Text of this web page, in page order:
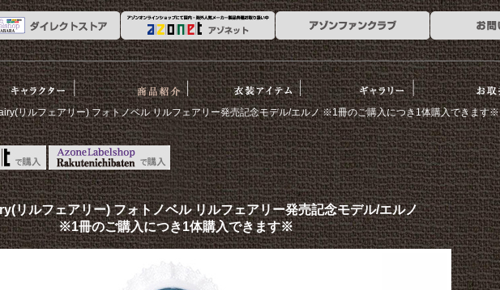
トーリー 商品紹介 衣装アイテム ギャラリー
お取扱店
リルフェアリー) フォトノベル リルフェアリー発売記念モデル/エルノ ※1冊のご購入につき1体購入できます※
リルフェアリー) フォトノベル リルフェアリー発売記念モデル/エルノ
※1冊のご購入につき1体購入できます※